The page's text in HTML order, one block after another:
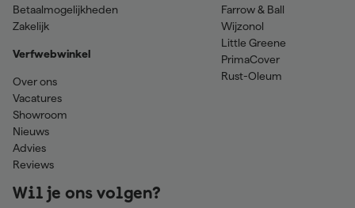
Betaalmogelijkheden
Zakelijk
Verfwebwinkel
Over ons
Vacatures
Showroom
Nieuws
Advies
Reviews
Farrow & Ball
Wijzonol
Little Greene
PrimaCover
Rust-Oleum
Wil je ons volgen?